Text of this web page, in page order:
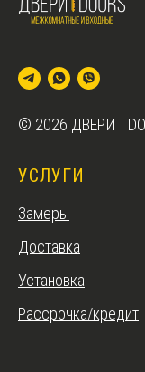
© 2026 ДВЕРИ |
УСЛУГИ
Замеры
Доставка
Установка
Рассрочка/кредит